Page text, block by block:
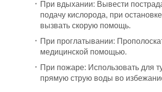
При вдыхании: Вывести
подачу кислорода, при
вызвать скорую помощь.
При проглатывании:
медицинской помощью.
При пожаре: Использовать для
прямую струю воды во